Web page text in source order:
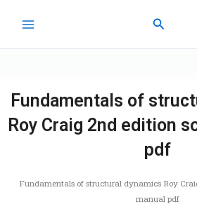
جستجو
Fundamentals of
Roy Craig 2nd edition
pdf
Fundamentals of structural dynamics Roy
manual pdf